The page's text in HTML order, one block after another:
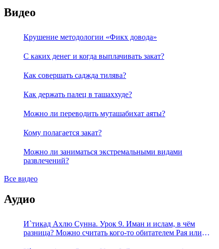
Видео
Крушение методологии «Фикх довода»
С каких денег и когда выплачивать закат?
Как совершать саджда тилява?
Как держать палец в ташаххуде?
Можно ли переводить муташабихат аяты?
Кому полагается закат?
Можно ли заниматься экстремальными видами
развлечений?
Все видео
Аудио
И`тикад Ахлю Сунна. Урок 9. Иман и ислам, в чём
разница? Можно считать кого-то обитателем Рая или